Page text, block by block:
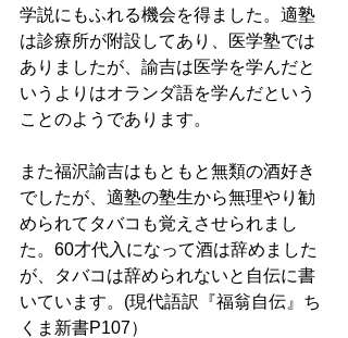
学説にもふれる機会を得ました。適塾
は診療所が附設してあり、医学塾では
ありましたが、諭吉は医学を学んだと
いうよりはオランダ語を学んだという
ことのようであります。
また福沢諭吉はもともと無類の酒好き
でしたが、適塾の塾生から無理やり勧
められてタバコも覚えさせられまし
た。60才代入になって酒は辞めました
が、タバコは辞められないと自伝に書
いています。(現代語訳『福翁自伝』ち
くま新書P107）